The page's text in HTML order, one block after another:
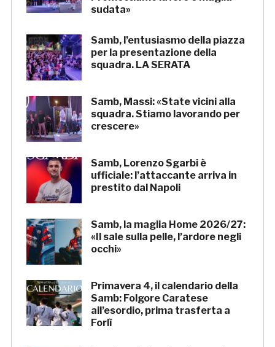
sudata»
Samb, l’entusiasmo della piazza
per la presentazione della
squadra. LA SERATA
Samb, Massi: «State vicini alla
squadra. Stiamo lavorando per
crescere»
Samb, Lorenzo Sgarbi è
ufficiale: l’attaccante arriva in
prestito dal Napoli
Samb, la maglia Home 2026/27:
«Il sale sulla pelle, l’ardore negli
occhi»
Primavera 4, il calendario della
Samb: Folgore Caratese
all’esordio, prima trasferta a
Forlì